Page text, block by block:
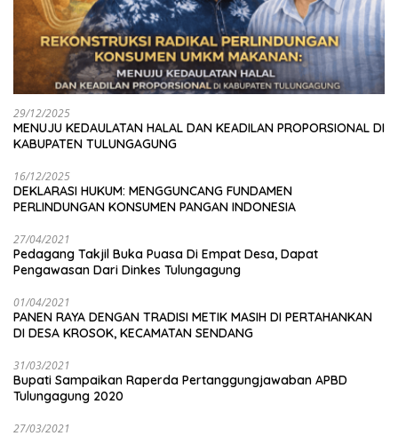
29/12/2025
MENUJU KEDAULATAN HALAL DAN KEADILAN PROPORSIONAL DI
KABUPATEN TULUNGAGUNG
16/12/2025
DEKLARASI HUKUM: MENGGUNCANG FUNDAMEN
PERLINDUNGAN KONSUMEN PANGAN INDONESIA
27/04/2021
Pedagang Takjil Buka Puasa Di Empat Desa, Dapat
Pengawasan Dari Dinkes Tulungagung
01/04/2021
PANEN RAYA DENGAN TRADISI METIK MASIH DI PERTAHANKAN
DI DESA KROSOK, KECAMATAN SENDANG
31/03/2021
Bupati Sampaikan Raperda Pertanggungjawaban APBD
Tulungagung 2020
27/03/2021